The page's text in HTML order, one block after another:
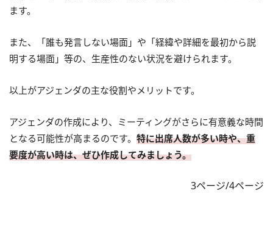
ます。
また、「誰も発言しない場面」や「経緯や詳細を最初から説
明する場面」等の、生産性のない状況を避けられます。
以上がアジェンダの主な役割やメリットです。
アジェンダの作成により、ミーティングがさらに有意義な時間
となる可能性が高まるのです。 特に出席人数が多い時や、重
要度が高い時は、ぜひ作成してみましょう。
3ページ/4ページ